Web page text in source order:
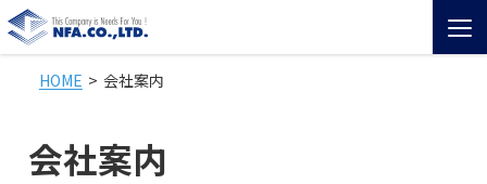
HOME
サービス紹介
HOME 会社案内
会社案内